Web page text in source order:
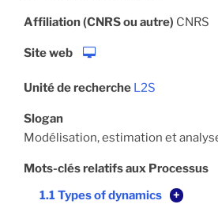
Affiliation (CNRS ou autre) CNRS
Site web
Unité de recherche L2S
Slogan
Modélisation, estimation et
Mots-clés relatifs aux Processus
1.1 Types of dynamics
+